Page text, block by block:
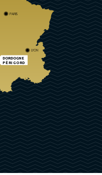
DORDOGNE
PÉRIGORD
PARIS
LYON